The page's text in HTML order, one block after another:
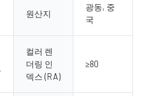
원산지
광동, 중
국
컬러 렌
더링 인
덱스 (RA)
≥80